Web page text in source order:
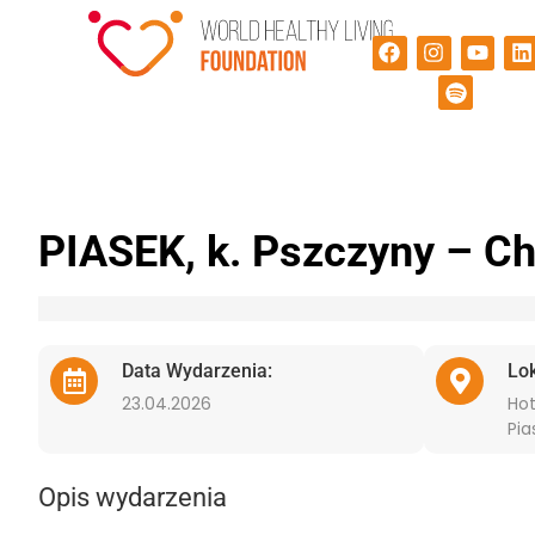
PIASEK, k. Pszczyny –
Data Wydarzenia:
23.04.2026
Opis wydarzenia